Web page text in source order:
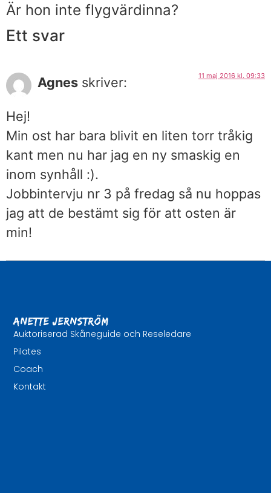
Är hon inte flygvärdinna?
Ett svar
Agnes skriver: 11 maj 2016 kl. 09:33
Hej!
Min ost har bara blivit en liten torr tråkig
kant men nu har jag en ny smaskig en
inom synhåll :).
Jobbintervju nr 3 på fredag så nu hoppas
jag att de bestämt sig för att osten är
min!
Anette Jernström
Auktoriserad Skåneguide och Reseledare
Pilates
Coach
Kontakt